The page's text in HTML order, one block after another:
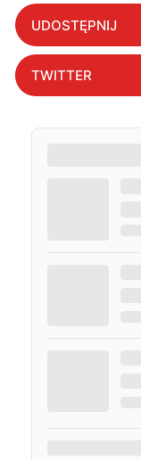
UDOSTĘPNIJ
TWITTER